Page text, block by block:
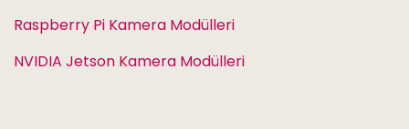
Raspberry Pi Kamera Modülleri
NVIDIA Jetson Kamera Modülleri